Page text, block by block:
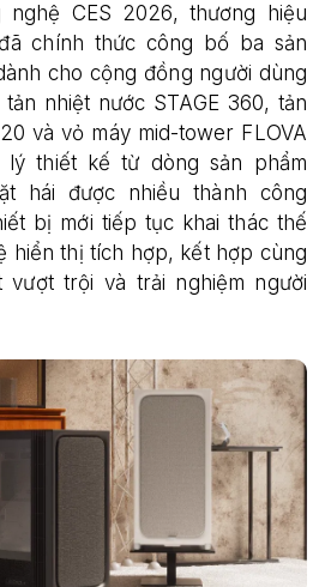
nghệ CES 2026, thương hiệu
chính thức công bố ba sản
cho cộng đồng người dùng
nhiệt nước STAGE 360, tản
và vỏ máy mid-tower FLOVA
lý thiết kế từ dòng sản phẩm
hái được nhiều thành công
bị mới tiếp tục khai thác thế
hiển thị tích hợp, kết hợp cùng
vượt trội và trải nghiệm người